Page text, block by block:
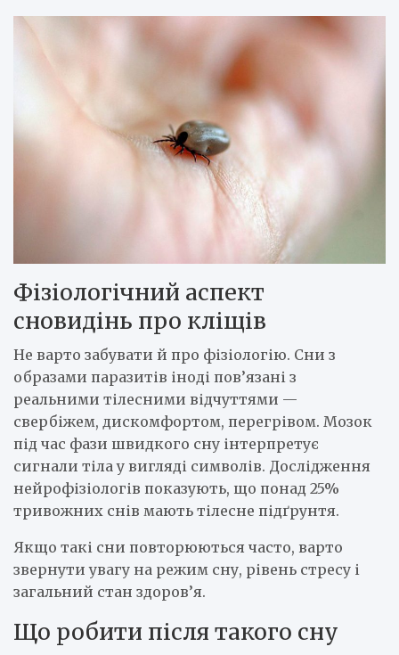
Фізіологічний аспект
сновидінь про кліщів
Не варто забувати й про фізіологію. Сни з
образами паразитів іноді пов’язані з
реальними тілесними відчуттями —
свербіжем, дискомфортом, перегрівом. Мозок
під час фази швидкого сну інтерпретує
сигнали тіла у вигляді символів. Дослідження
нейрофізіологів показують, що понад 25%
тривожних снів мають тілесне підґрунтя.
Якщо такі сни повторюються часто, варто
звернути увагу на режим сну, рівень стресу і
загальний стан здоров’я.
Що робити після такого сну